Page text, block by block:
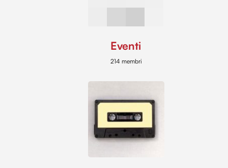
Eventi
214 membri